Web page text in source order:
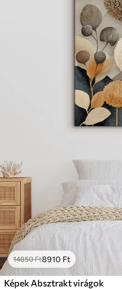
14850Ft8910 Ft
Képek Absztrakt virágok